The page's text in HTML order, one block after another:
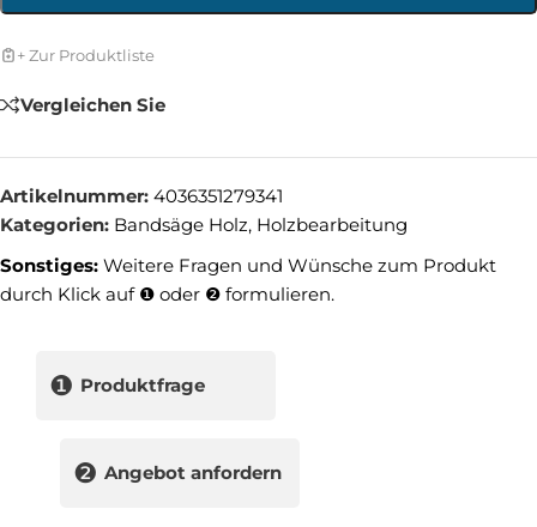
+ Zur Produktliste
Vergleichen Sie
Artikelnummer: 4036351279341
Kategorien: Bandsäge Holz, Holzbearbeitung
Sonstiges: Weitere Fragen und Wünsche zum Produkt
durch Klick auf ❶ oder ❷ formulieren.
❶ Produktfrage
❷ Angebot anfordern